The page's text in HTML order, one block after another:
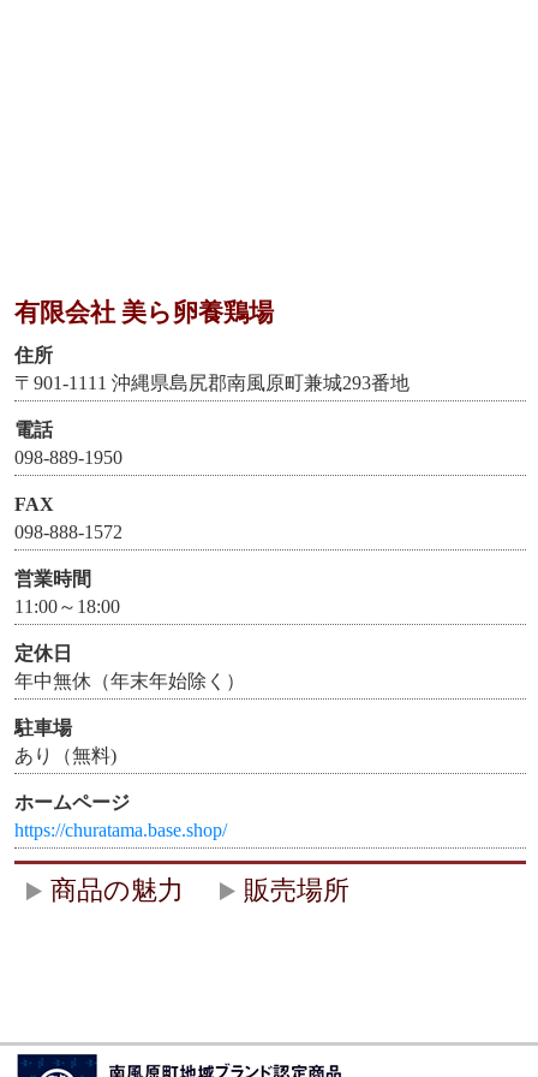
有限会社 美ら卵養鶏場
住所
〒901-1111 沖縄県島尻郡南風原町兼城293番地
電話
098-889-1950
FAX
098-888-1572
営業時間
11:00～18:00
定休日
年中無休（年末年始除く）
駐車場
あり（無料)
ホームページ
https://churatama.base.shop/
商品の魅力 販売場所